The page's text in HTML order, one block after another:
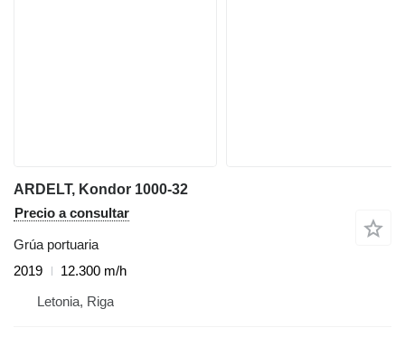
ARDELT, Kondor 1000-32
Precio a consultar
Grúa portuaria
2019
12.300 m/h
Letonia, Riga